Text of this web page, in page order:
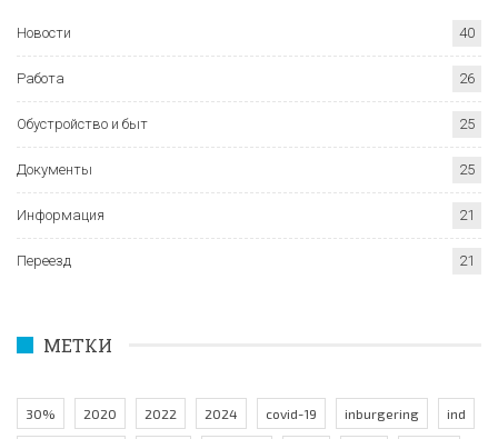
Новости 40
Работа 26
Обустройство и быт 25
Документы 25
Информация 21
Переезд 21
МЕТКИ
30% 2020 2022 2024 covid-19 inburgering ind